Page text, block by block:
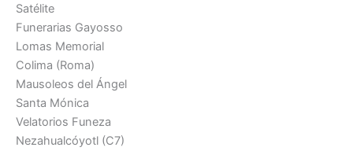
Satélite
Funerarias Gayosso
Lomas Memorial
Colima (Roma)
Mausoleos del Ángel
Santa Mónica
Velatorios Funeza
Nezahualcóyotl (C7)